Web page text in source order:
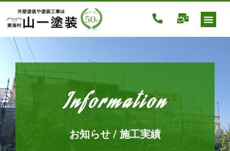
Information
お知らせ / 施工実績